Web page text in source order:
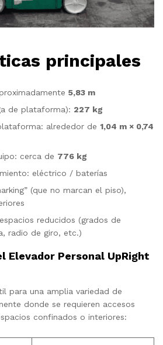
principales
5,83 m
de plataforma): 227 kg
alrededor de 1,04 m × 0,74
cerca de 776 kg
eléctrico / baterías
(que no marcan el piso),
reducidos (grados de
radio de giro, etc.)
Elevador Personal UpRight
para una amplia variedad de
donde se requieren accesos
confinados o interiores: